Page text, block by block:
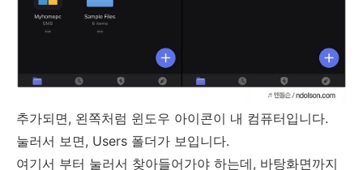
추가되면, 왼쪽처럼 윈도우 아이콘이 내 컴퓨터입니다.
눌러서 보면, Users 폴더가 보입니다.
여기서 부터 눌러서 찾아들어가야 하는데, 바탕화면까지